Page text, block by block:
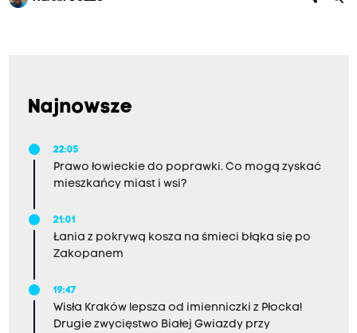
Najnowsze
22:05
Prawo łowieckie do poprawki. Co mogą zyskać
mieszkańcy miast i wsi?
21:01
Łania z pokrywą kosza na śmieci błąka się po
Zakopanem
19:47
Wisła Kraków lepsza od imienniczki z Płocka!
Drugie zwycięstwo Białej Gwiazdy przy